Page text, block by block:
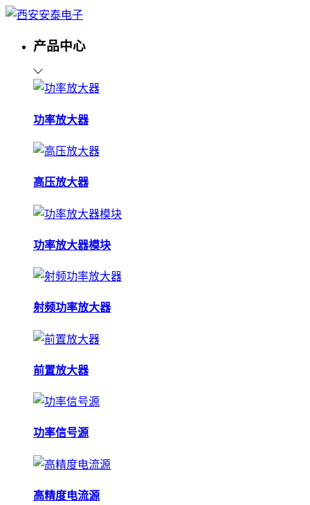
产品中心
功率放大器
高压放大器
功率放大器模块
射频功率放大器
前置放大器
功率信号源
高精度电流源